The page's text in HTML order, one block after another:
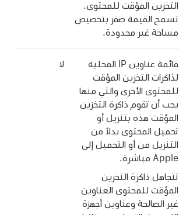
التخزين المؤقت للمحتوى.
تسمح القيمة صفر بتخصيص
مساحة غير محدودة.
قائمة عناوين IP المحلية
لذاكرات التخزين المؤقت
للمحتوى الأخرى والتي منها
يجب أن تقوم ذاكرة التخزين
المؤقت هذه بتنزيل أو
تحميل المحتوى بدلاً من
التنزيل من أو التحميل إلى
Apple مباشرة.
تتجاهل ذاكرة التخزين
المؤقت للمحتوى العناوين
غير الصالحة وعناوين أجهزة
لا